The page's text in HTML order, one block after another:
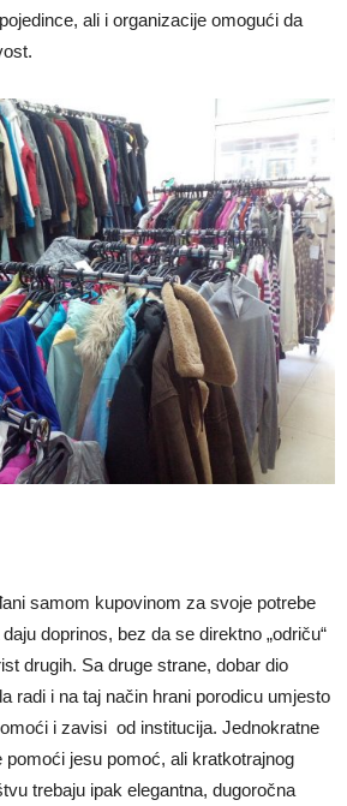
ali i organizacije omogući da
samom kupovinom za svoje potrebe
doprinos, bez da se direktno „odriču“
drugih. Sa druge strane, dobar dio
radi i na taj način hrani porodicu umjesto
i zavisi od institucija. Jednokratne
pomoći jesu pomoć, ali kratkotrajnog
trebaju ipak elegantna, dugoročna